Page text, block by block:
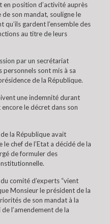
en position d’activité auprès
son mandat, souligne le
gardent l’ensemble des
au titre de leurs
par un secrétariat
sont mis à sa
de la République.
une indemnité durant
encore le décret dans son
la République avait
chef de l’Etat a décidé de la
de formuler des
comité d’experts “vient
Monsieur le président de la
de son mandat à la
l’amendement de la